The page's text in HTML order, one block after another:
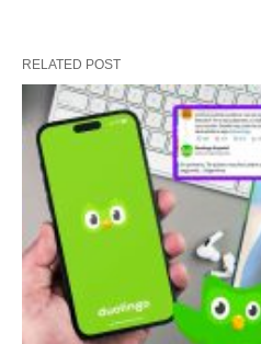
RELATED POST